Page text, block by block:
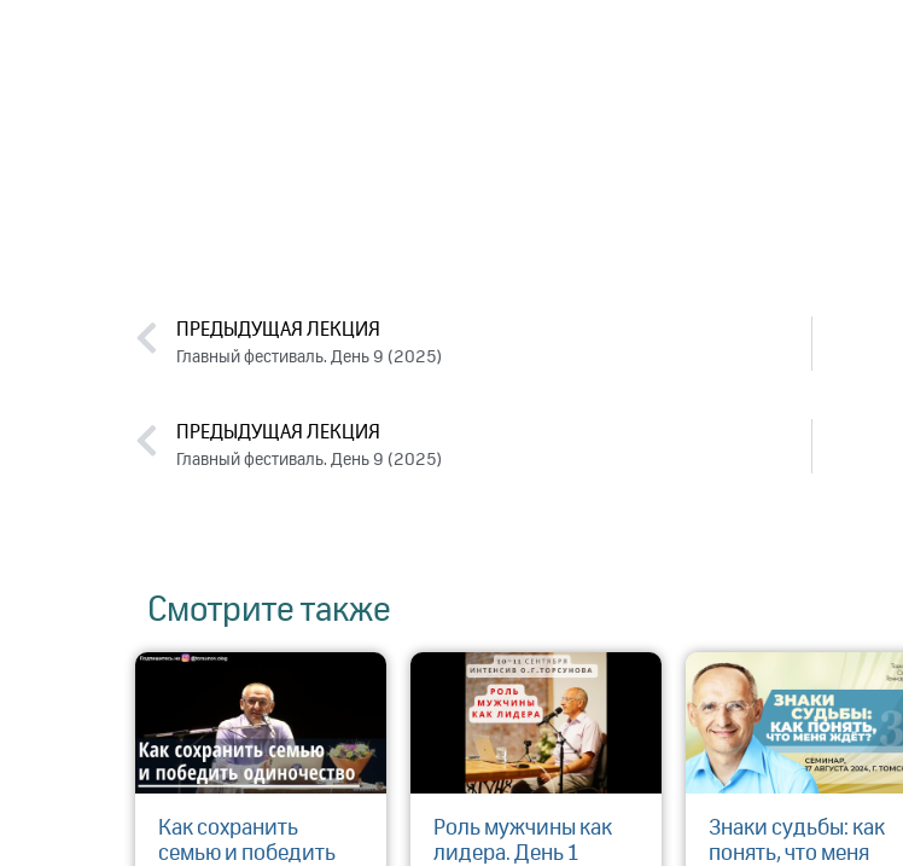
ПРЕДЫДУЩАЯ ЛЕКЦИЯ
Главный фестиваль. День 9 (2025)
ПРЕДЫДУЩАЯ ЛЕКЦИЯ
Главный фестиваль. День 9 (2025)
Смотрите также
Как сохранить
семью и победить
Роль мужчины как
лидера. День 1
Знаки судьбы: как
понять, что меня